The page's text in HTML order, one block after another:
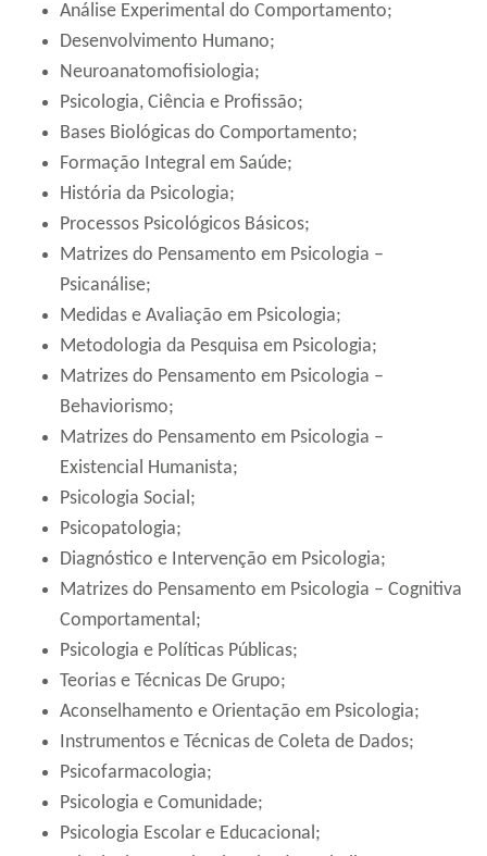
Análise Experimental do Comportamento;
Desenvolvimento Humano;
Neuroanatomofisiologia;
Psicologia, Ciência e Profissão;
Bases Biológicas do Comportamento;
Formação Integral em Saúde;
História da Psicologia;
Processos Psicológicos Básicos;
Matrizes do Pensamento em Psicologia –
Psicanálise;
Medidas e Avaliação em Psicologia;
Metodologia da Pesquisa em Psicologia;
Matrizes do Pensamento em Psicologia –
Behaviorismo;
Matrizes do Pensamento em Psicologia –
Existencial Humanista;
Psicologia Social;
Psicopatologia;
Diagnóstico e Intervenção em Psicologia;
Matrizes do Pensamento em Psicologia – Cognitiva
Comportamental;
Psicologia e Políticas Públicas;
Teorias e Técnicas De Grupo;
Aconselhamento e Orientação em Psicologia;
Instrumentos e Técnicas de Coleta de Dados;
Psicofarmacologia;
Psicologia e Comunidade;
Psicologia Escolar e Educacional;